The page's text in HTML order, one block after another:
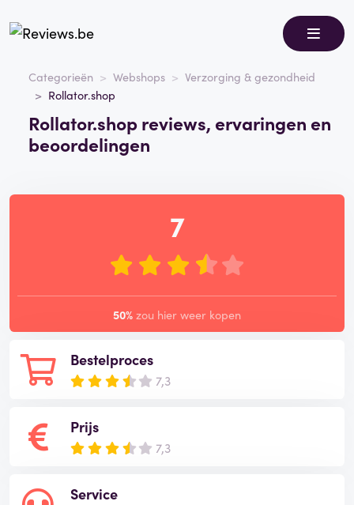
Categorieën Webshops
Verzorging & gezondheid
Rollator.shop
Rollator.shop reviews, ervaringen en
beoordelingen
Bestelproces
7,3
Prijs
7,3
Service
7
50% zou hier weer kopen